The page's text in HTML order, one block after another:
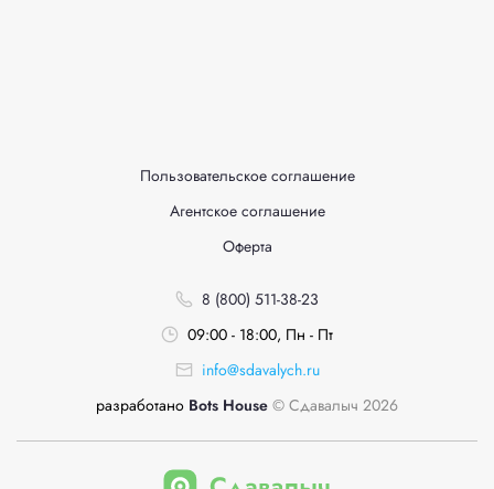
Пользовательское соглашение
Агентское соглашение
Оферта
8 (800) 511-38-23
09:00 - 18:00, Пн - Пт
info@sdavalych.ru
разработано Bots House © Сдавалыч 2026